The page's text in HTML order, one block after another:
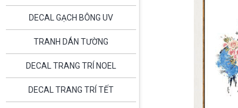
DECAL GẠCH BÔNG UV
TRANH DÁN TƯỜNG
DECAL TRANG TRÍ NOEL
DECAL TRANG TRÍ TẾT